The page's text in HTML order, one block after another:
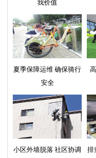
我价值
夏季保障运维 确保骑行
安全
小区外墙脱落 社区协调
排